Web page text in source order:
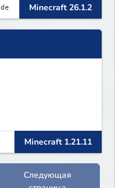
Minecraft 26.1.2
Minecraft 1.21.11
Следующая